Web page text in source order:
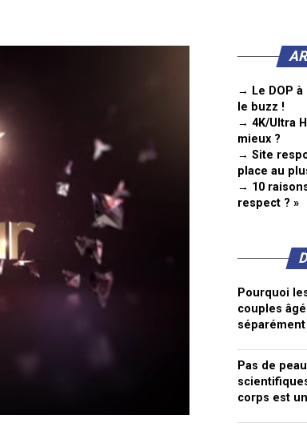
→ Le DOP
le buzz !
→ 4K/Ultra
mieux ?
→ Site
place au
→ 10
respect ? »
Pourquoi
couples
Pas de
corps est